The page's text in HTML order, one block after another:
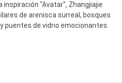
inspiración "Avatar", Zhangjiajie
de arenisca surreal, bosques
puentes de vidrio emocionantes.